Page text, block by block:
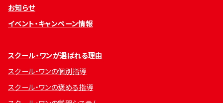
お知らせ
イベント・キャンペーン情報
スクール・ワンが選ばれる理由
スクール・ワンの個別指導
スクール・ワンの褒める指導